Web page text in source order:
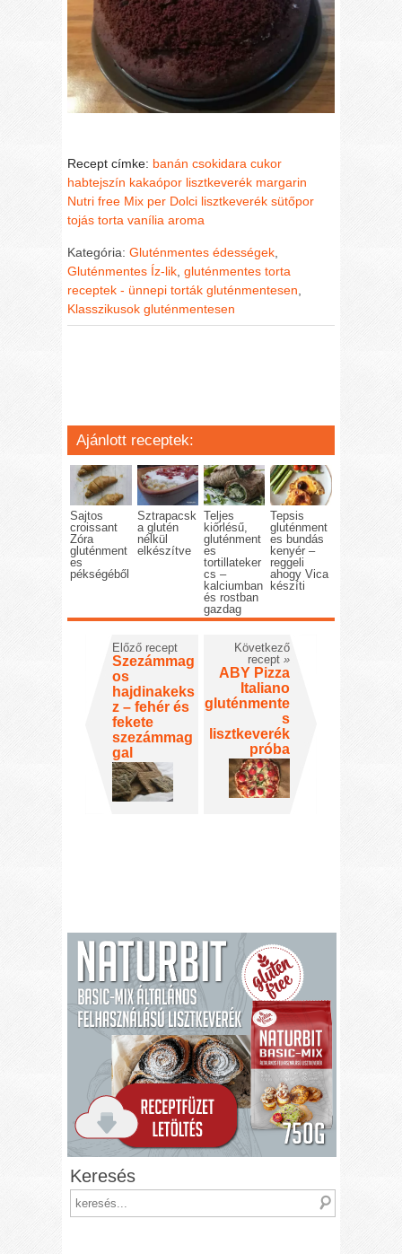
Recept címke: banán csokidara cukor
habtejszín kakaópor lisztkeverék margarin
Nutri free Mix per Dolci lisztkeverék sütőpor
tojás torta vanília aroma
Kategória:Gluténmentes édességek,
Gluténmentes Íz-lik,gluténmentes torta
receptek - ünnepi torták gluténmentesen,
Klasszikusok gluténmentesen
Ajánlott receptek:
Sajtos
croissant
Zóra
gluténment
es
pékségéből
Sztrapacsk
a glutén
nélkül
elkészítve
Teljes
kiőrlésű,
gluténment
es
tortillateker
cs –
kalciumban
és rostban
gazdag
Tepsis
gluténment
es bundás
kenyér –
reggeli
ahogy Vica
készíti
Előző recept
Szezámmag
os
hajdinakeks
z – fehér és
fekete
szezámmag
gal
Következő
recept »
ABY Pizza
Italiano
gluténmente
s
lisztkeverék
próba
Keresés